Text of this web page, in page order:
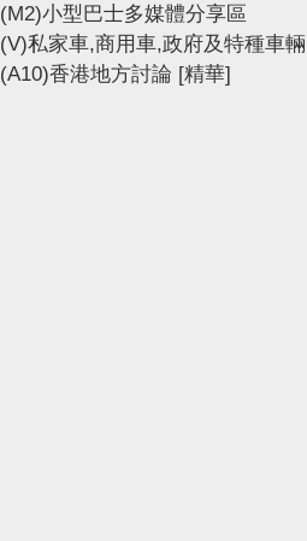
(M2)小型巴士多媒體分享區
(V)私家車,商用車,政府及特種車輛
(A10)香港地方討論 [精華]